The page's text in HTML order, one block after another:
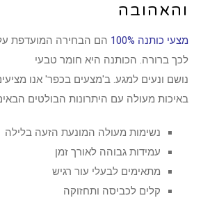
והאהובה
מצעי כותנה 100%
הם הבחירה המועדפת
לכך ברורה. הכותנה היא חומר טבעי
נושם ונעים למגע. ב'מצעים בכפר' אנו
באיכות מעולה עם היתרונות הבולטים
נשימות מעולה המונעת הזעה בלילה
עמידות גבוהה לאורך זמן
מתאימים לבעלי עור רגיש
קלים לכביסה ותחזוקה